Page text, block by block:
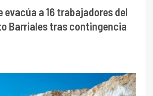
evacúa a 16 trabajadores del
Barriales tras contingencia